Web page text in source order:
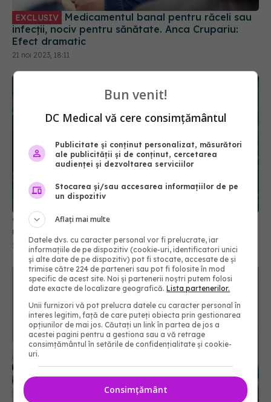
21 noi 2023, 18:11
Greșeala teribilă din pandemia de COVID care a
ucis zeci de mii de oameni
FDA aprobă vaccinul Novavax COVID, dar doar
pentru unii. Cine poate beneficia de el
19 mai 2025, 09:48
Bun venit!
DC Medical vă cere consimțământul
Publicitate și conținut personalizat, măsurători
ale publicității și de conținut, cercetarea
audienței și dezvoltarea serviciilor
Stocarea și/sau accesarea informațiilor de pe
un dispozitiv
Aflați mai multe
Datele dvs. cu caracter personal vor fi prelucrate, iar
informațiile de pe dispozitiv (cookie-uri, identificatori unici
și alte date de pe dispozitiv) pot fi stocate, accesate de și
trimise către 224 de parteneri sau pot fi folosite în mod
specific de acest site. Noi și partenerii noștri putem folosi
date exacte de localizare geografică.Lista partenerilor.
Unii furnizori vă pot prelucra datele cu caracter personal în
interes legitim, față de care puteți obiecta prin gestionarea
opțiunilor de mai jos. Căutați un link în partea de jos a
acestei pagini pentru a gestiona sau a vă retrage
consimțământul în setările de confidențialitate și cookie-
uri.
Consimțământ